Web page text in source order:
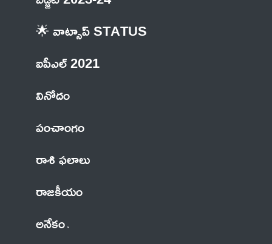
🌟 వాట్సాప్ STATUS
ఐపీఎల్ 2021
వినోదం
పంచాంగం
రాశి ఫలాలు
రాజకీయం
అనేకం